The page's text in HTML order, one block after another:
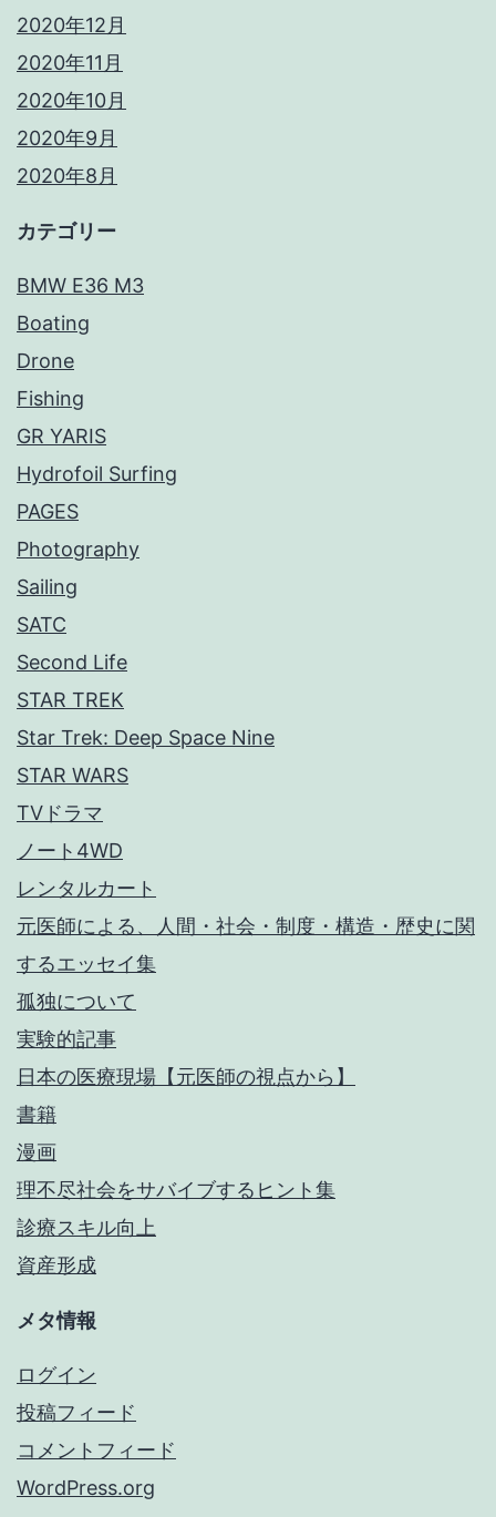
2020年12月
2020年11月
2020年10月
2020年9月
2020年8月
カテゴリー
BMW E36 M3
Boating
Drone
Fishing
GR YARIS
Hydrofoil Surfing
PAGES
Photography
Sailing
SATC
Second Life
STAR TREK
Star Trek: Deep Space Nine
STAR WARS
TVドラマ
ノート4WD
レンタルカート
元医師による、人間・社会・制度・構造・歴史に関
するエッセイ集
孤独について
実験的記事
日本の医療現場【元医師の視点から】
書籍
漫画
理不尽社会をサバイブするヒント集
診療スキル向上
資産形成
メタ情報
ログイン
投稿フィード
コメントフィード
WordPress.org